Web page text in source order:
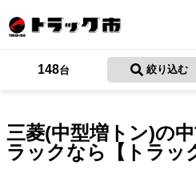
トラック買
トラック市
三菱(中型増トン)の
ラックなら【トラッ
148台 絞り込む